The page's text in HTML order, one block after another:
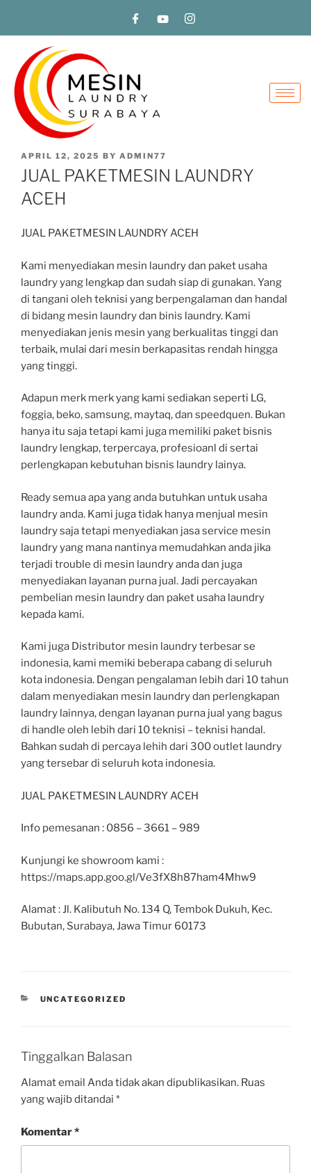
APRIL 12, 2025 BY ADMIN77
JUAL PAKETMESIN LAUNDRY
ACEH
JUAL PAKETMESIN LAUNDRY ACEH
Kami menyediakan mesin laundry dan paket usaha
laundry yang lengkap dan sudah siap di gunakan. Yang
di tangani oleh teknisi yang berpengalaman dan handal
di bidang mesin laundry dan binis laundry. Kami
menyediakan jenis mesin yang berkualitas tinggi dan
terbaik, mulai dari mesin berkapasitas rendah hingga
yang tinggi.
Adapun merk merk yang kami sediakan seperti LG,
foggia, beko, samsung, maytaq, dan speedquen. Bukan
hanya itu saja tetapi kami juga memiliki paket bisnis
laundry lengkap, terpercaya, profesioanl di sertai
perlengkapan kebutuhan bisnis laundry lainya.
Ready semua apa yang anda butuhkan untuk usaha
laundry anda. Kami juga tidak hanya menjual mesin
laundry saja tetapi menyediakan jasa service mesin
laundry yang mana nantinya memudahkan anda jika
terjadi trouble di mesin laundry anda dan juga
menyediakan layanan purna jual. Jadi percayakan
pembelian mesin laundry dan paket usaha laundry
kepada kami.
Kami juga Distributor mesin laundry terbesar se
indonesia, kami memiki beberapa cabang di seluruh
kota indonesia. Dengan pengalaman lebih dari 10 tahun
dalam menyediakan mesin laundry dan perlengkapan
laundry lainnya, dengan layanan purna jual yang bagus
di handle oleh lebih dari 10 teknisi – teknisi handal.
Bahkan sudah di percaya lehih dari 300 outlet laundry
yang tersebar di seluruh kota indonesia.
JUAL PAKETMESIN LAUNDRY ACEH
Info pemesanan : 0856 – 3661 – 989
Kunjungi ke showroom kami :
https://maps.app.goo.gl/Ve3fX8h87ham4Mhw9
Alamat : Jl. Kalibutuh No. 134 Q, Tembok Dukuh, Kec.
Bubutan, Surabaya, Jawa Timur 60173
UNCATEGORIZED
Tinggalkan Balasan
Alamat email Anda tidak akan dipublikasikan. Ruas
yang wajib ditandai *
Komentar*